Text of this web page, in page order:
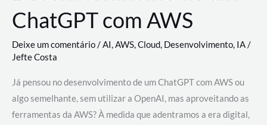
ChatGPT com AWS
Deixe um comentário/AI,AWS,Cloud, Desenvolvimento, IA/
Jefte Costa
Já pensou no desenvolvimento de um ChatGPT com AWS ou
algo semelhante, sem utilizar a OpenAI, mas aproveitando as
ferramentas da AWS? À medida que adentramos a era digital,